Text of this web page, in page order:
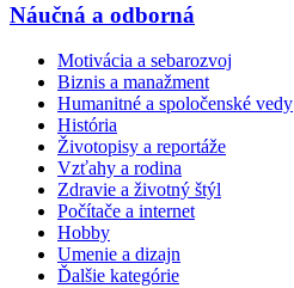
Náučná a odborná
Motivácia a sebarozvoj
Biznis a manažment
Humanitné a spoločenské vedy
História
Životopisy a reportáže
Vzťahy a rodina
Zdravie a životný štýl
Počítače a internet
Hobby
Umenie a dizajn
Ďalšie kategórie